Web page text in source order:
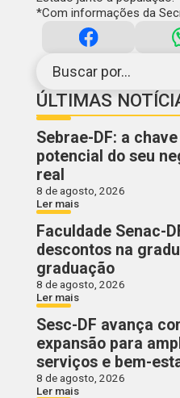
Buscar por...
ÚLTIMAS
Sebrae-DF: a
potencial do seu
real
8 de agosto, 2026
Ler mais
Faculdade Senac-
descontos na
graduação
8 de agosto, 2026
Ler mais
Sesc-DF avança
expansão para
serviços e bem-
8 de agosto, 2026
Ler mais
*Com informações da